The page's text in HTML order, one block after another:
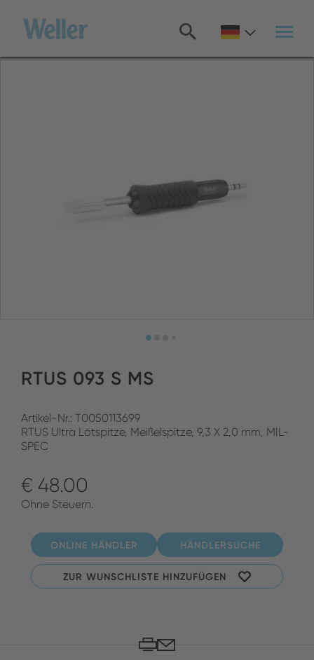
Hauptinhalt
RTUS 093 S MS
Artikel-Nr.: T0050113699
RTUS Ultra Lötspitze, Meißelspitze, 9,3 X 2,0 mm, MIL-
SPEC
€ 48.00
Ohne Steuern.
ONLINE HÄNDLER HÄNDLERSUCHE
ZUR WUNSCHLISTE HINZUFÜGEN